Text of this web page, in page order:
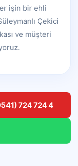
işin bir ehli
Çekici
ve müşteri
724 724 4